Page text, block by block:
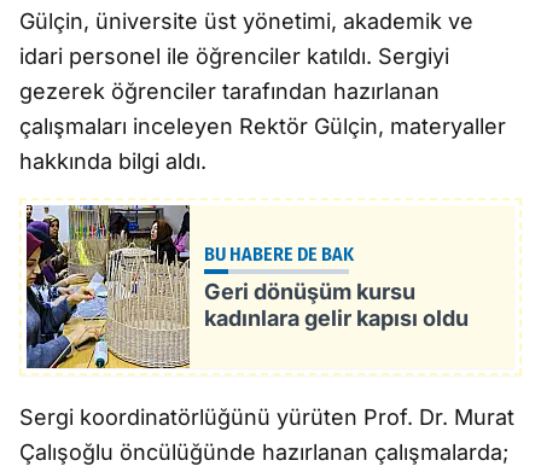
Gülçin, üniversite üst yönetimi, akademik ve
idari personel ile öğrenciler katıldı. Sergiyi
gezerek öğrenciler tarafından hazırlanan
çalışmaları inceleyen Rektör Gülçin, materyaller
hakkında bilgi aldı.
BU HABERE DE BAK
Geri dönüşüm kursu
kadınlara gelir kapısı oldu
Sergi koordinatörlüğünü yürüten Prof. Dr. Murat
Çalışoğlu öncülüğünde hazırlanan çalışmalarda;